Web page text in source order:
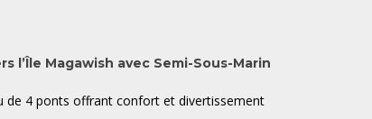
l’Île Magawish avec Semi-Sous-Marin
de 4 ponts offrant confort et divertissement